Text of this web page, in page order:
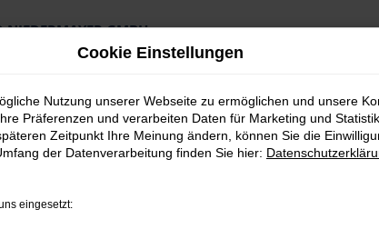
NIEDERMAYER GMBH
Angebote
Cookie Einstellungen
Nutzung unserer Webseite zu ermöglichen und unsere
Präferenzen und verarbeiten Daten für Marketing und
Zeitpunkt Ihre Meinung ändern, können Sie die
der Datenverarbeitung finden Sie hier:
eingesetzt: